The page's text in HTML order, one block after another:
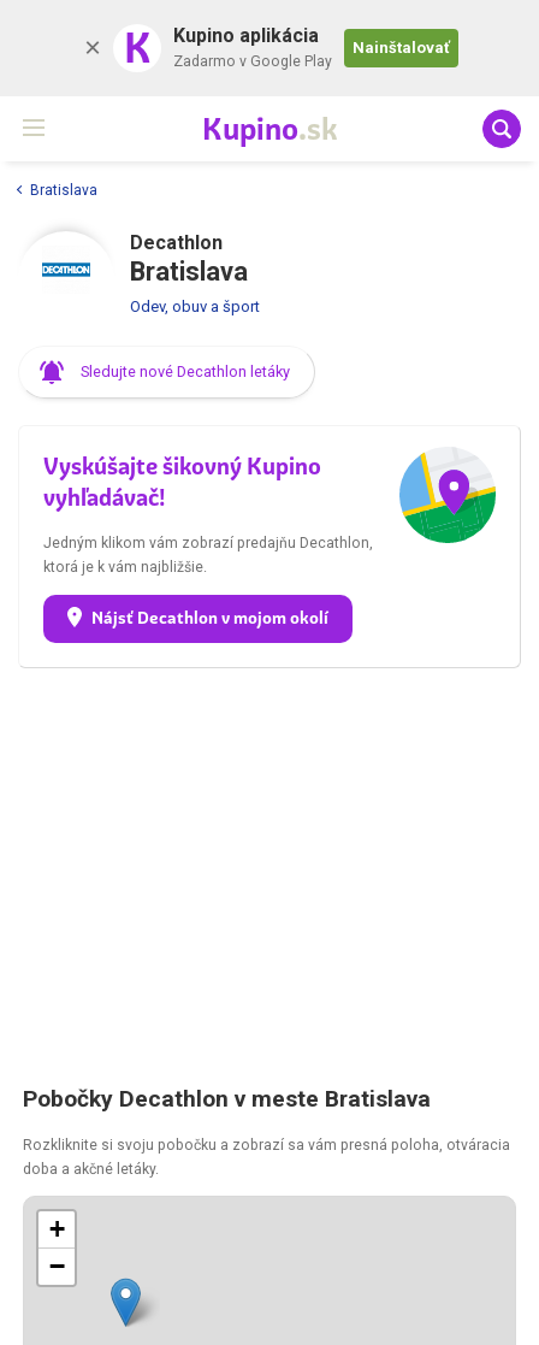
K Kupino aplikácia
Zadarmo v Google Play
Nainštalovať
Kupino.sk
Bratislava
Decathlon
Bratislava
Odev, obuv a šport
Sledujte nové Decathlon letáky
Vyskúšajte šikovný Kupino
vyhľadávač!
Jedným klikom vám zobrazí predajňu Decathlon,
ktorá je k vám najbližšie.
Nájsť Decathlon v mojom okolí
Pobočky Decathlon v meste Bratislava
Rozkliknite si svoju pobočku a zobrazí sa vám presná poloha, otváracia
doba a akčné letáky.
+
−